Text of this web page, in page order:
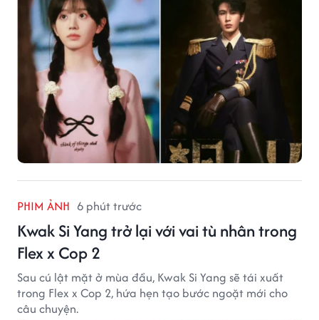
PHIM ẢNH 6 phút trước
Kwak Si Yang trở lại với vai tù nhân trong
Flex x Cop 2
Sau cú lật mặt ở mùa đầu, Kwak Si Yang sẽ tái xuất
trong Flex x Cop 2, hứa hẹn tạo bước ngoặt mới cho
câu chuyện.